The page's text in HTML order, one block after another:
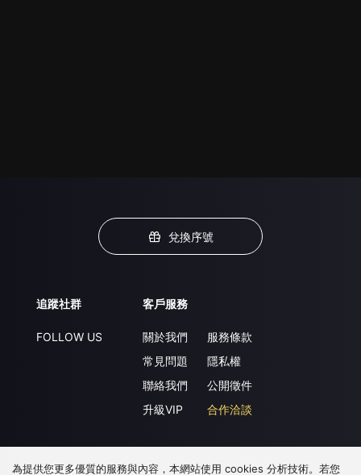
兌換序號
追蹤社群
FOLLOW US
客戶服務
關於我們
常見問題
聯絡我們
升級VIP
服務條款
隱私權
公開徵件
合作洽談
下載 APP
為提供您更多優質的服務與內容，本網站使用 cookies 分析技術。若您